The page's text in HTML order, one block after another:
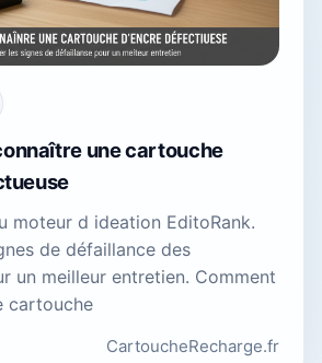
une cartouche
moteur d ideation EditoRank.
de défaillance des
un meilleur entretien. Comment
cartouche
CartoucheRecharge.fr